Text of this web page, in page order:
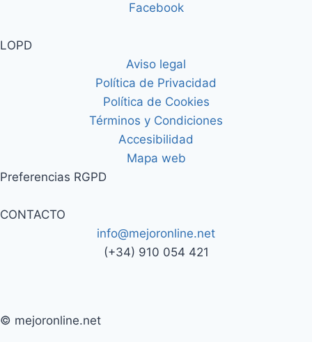
Facebook
LOPD
Aviso legal
Política de Privacidad
Política de Cookies
Términos y Condiciones
Accesibilidad
Mapa web
Preferencias RGPD
CONTACTO
info@mejoronline.net
(+34) 910 054 421
© mejoronline.net